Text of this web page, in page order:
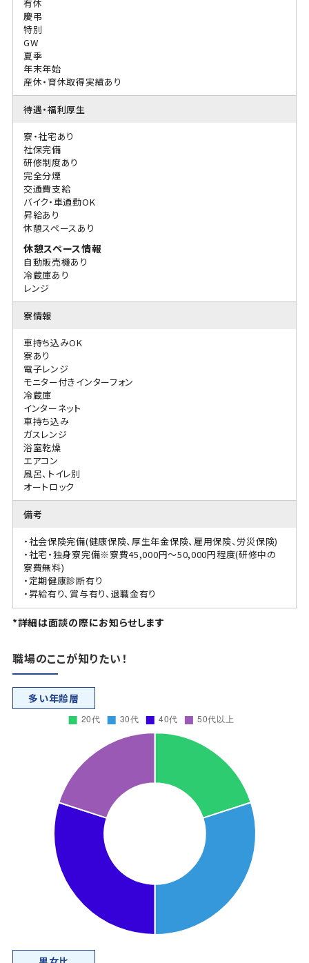
有休
慶弔
特別
GW
夏季
年末年始
産休・育休取得実績あり
待遇・福利厚生
寮・社宅あり
社保完備
研修制度あり
完全分煙
交通費支給
バイク・車通勤OK
昇給あり
休憩スペースあり
休憩スペース情報
自動販売機あり
冷蔵庫あり
レンジ
寮情報
車持ち込みOK
寮あり
電子レンジ
モニター付きインターフォン
冷蔵庫
インターネット
車持ち込み
ガスレンジ
浴室乾燥
エアコン
風呂、トイレ別
オートロック
備考
・社会保険完備(健康保険、厚生年金保険、雇用保険、労災保険)
・社宅・独身寮完備※寮費45,000円～50,000円程度(研修中の
寮費無料)
・定期健康診断有り
・昇給有り、賞与有り、退職金有り
*詳細は面談の際にお知らせします
職場のここが知りたい！
多い年齢層